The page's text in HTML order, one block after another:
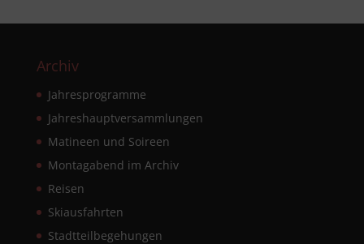
Archiv
Jahresprogramme
Jahreshauptversammlungen
Matineen und Soireen
Montagabend im Archiv
Reisen
Skiausfahrten
Stadtteilbegehungen